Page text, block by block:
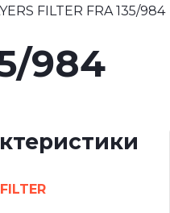
FILTER FRA 135/984
984